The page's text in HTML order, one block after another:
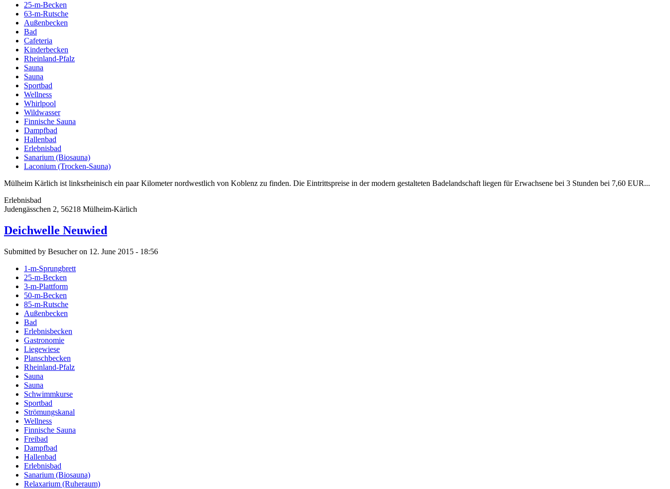
25-m-Becken
63-m-Rutsche
Außenbecken
Bad
Cafeteria
Kinderbecken
Rheinland-Pfalz
Sauna
Sauna
Sportbad
Wellness
Whirlpool
Wildwasser
Finnische Sauna
Dampfbad
Hallenbad
Erlebnisbad
Sanarium (Biosauna)
Laconium (Trocken-Sauna)
Mülheim Kärlich ist linksrheinisch ein paar Kilometer nordwestlich von Koblenz zu finden. Die Eintrittspreise in der modern gestalteten Badelandschaft liegen für Erwachsene bei 3 Stunden bei 7,60 EUR...
Erlebnisbad
Judengässchen 2, 56218 Mülheim-Kärlich
Deichwelle Neuwied
Submitted by Besucher on 12. June 2015 - 18:56
1-m-Sprungbrett
25-m-Becken
3-m-Plattform
50-m-Becken
85-m-Rutsche
Außenbecken
Bad
Erlebnisbecken
Gastronomie
Liegewiese
Planschbecken
Rheinland-Pfalz
Sauna
Sauna
Schwimmkurse
Sportbad
Strömungskanal
Wellness
Finnische Sauna
Freibad
Dampfbad
Hallenbad
Erlebnisbad
Sanarium (Biosauna)
Relaxarium (Ruheraum)